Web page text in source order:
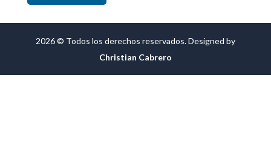
2026 © Todos los derechos reservados. Designed by
Christian Cabrero